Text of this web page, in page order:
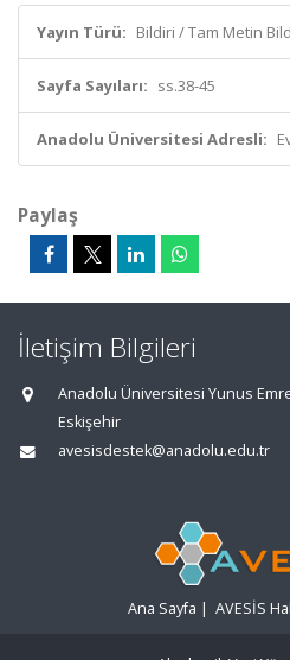
Yayın Türü: Bildiri / Tam Metin
Sayfa Sayıları: ss.38-45
Anadolu Üniversitesi Adresli:
Paylaş
İletişim Bilgileri
Anadolu Üniversitesi Yunus
Eskişehir
avesisdestek@anadolu.edu.tr
Ana Sayfa | AVESİS